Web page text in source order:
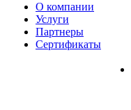
О компании
Услуги
Партнеры
Сертификаты